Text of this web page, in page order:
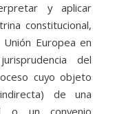
y aplicar
constitucional,
Europea en
del
cuyo objeto
de una